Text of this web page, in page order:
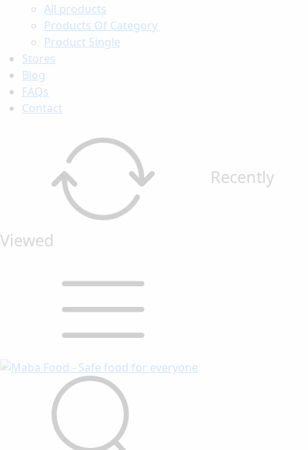
All products
Products Of Category
Product Single
Stores
Blog
FAQs
Contact
Recently
Viewed